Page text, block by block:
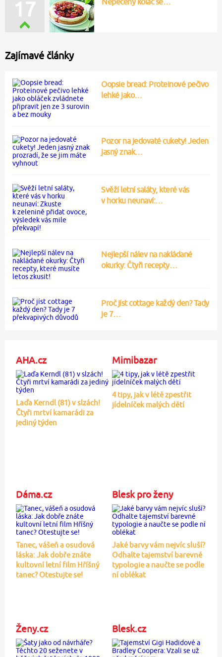
17
Zajímavé články
Oopsie bread: Proteinové pečivo
lehké jako…
Pozor na jedovaté cukety! Jeden
jasný znak…
Svěží letní saláty, které vás
v horku neunaví:…
Nejlepší nálev na nakládané
okurky: Čtyři recepty…
Proč jíst cottage každý den? Tady
je 7…
AHA.cz
Laďa Kerndl (81) v slzách!
Čtyři mrtví kamarádi za
jediný týden
Mimibazar
4 tipy, jak v létě zpestřit
jídelníček malých dětí
Dáma.cz
Tanec, vášeň a osudová
láska: Jak dobře znáte
kultovní letní film Hříšný
tanec? Otestujte se!
Blesk pro ženy
Jaké barvy vám nejvíc sluší?
Odhalte tajemství barevné
typologie a naučte se podle
ní oblékat
Ženy.cz Blesk.cz